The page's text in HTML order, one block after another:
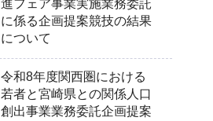
進フェア事業実施業務委託
に係る企画提案競技の結果
について
令和8年度関西圏における
若者と宮崎県との関係人口
創出事業業務委託企画提案